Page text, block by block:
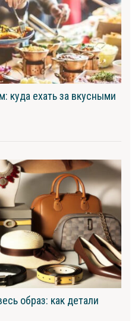
куда ехать за вкусными
образ: как детали